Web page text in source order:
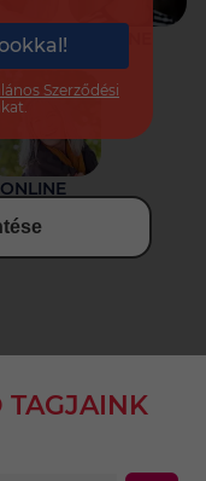
ONLINE
TAGJAINK
Szerződési